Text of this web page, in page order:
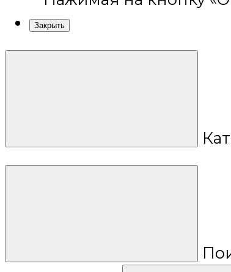
Закрыть